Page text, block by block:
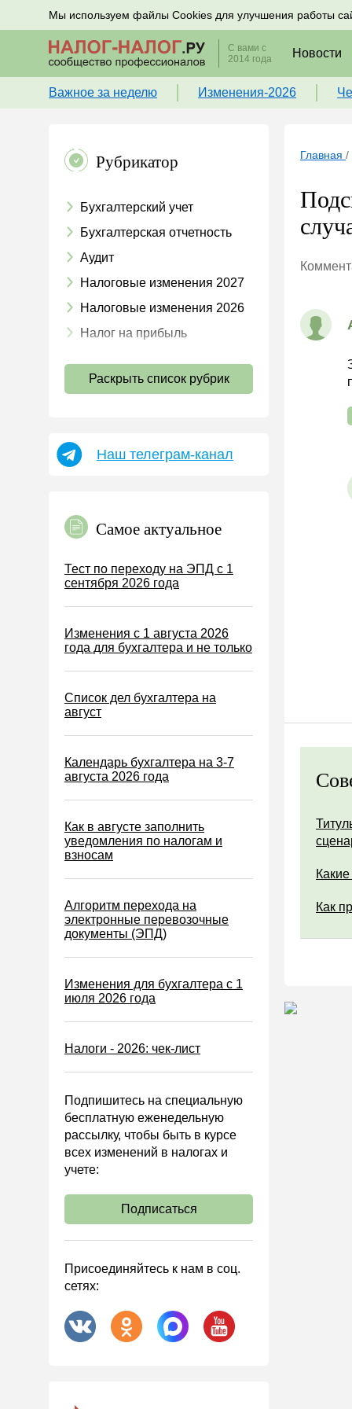
Мы используем файлы Cookies для улучшения работы
Подписывайтесь на новости по налогам, учету и
С вами с
2014 года
Новости
Важное за неделю Изменения-2026
Рубрикатор
Бухгалтерский учет
Бухгалтерская отчетность
Аудит
Налоговые изменения 2027
Налоговые изменения 2026
Налог на прибыль
Страховые взносы 2026
УСН
Земельный налог
Налог на рекламу
Торговый сбор
Туристический налог
Водный налог
Экологический налог
Налог на игорный бизнес
Акцизы
Возврат и зачет налогов
Налоговые проверки
Статистика
Самозанятые
Банк
Онлайн-кассы ККТ ККМ
деятельности (АХД)
Охрана труда и аттестация
Охрана труда
Валютные операции
Налоговая система РФ
Налоговое планирование
Договоры
АО
Раскрыть список рубрик
Наш телеграм-канал
Самое актуальное
Тест по переходу на ЭПД с 1
сентября 2026 года
Изменения с 1 августа 2026
года для бухгалтера и не только
Список дел бухгалтера на
август
Календарь бухгалтера на 3-7
августа 2026 года
Как в августе заполнить
уведомления по налогам и
взносам
Алгоритм перехода на
электронные перевозочные
документы (ЭПД)
Изменения для бухгалтера с 1
июля 2026 года
Налоги - 2026: чек-лист
Подпишитесь на специальную
бесплатную еженедельную
рассылку, чтобы быть в курсе
всех изменений в налогах и
учете:
Подписаться
Присоединяйтесь к нам в соц.
сетях:
Главная /
Как